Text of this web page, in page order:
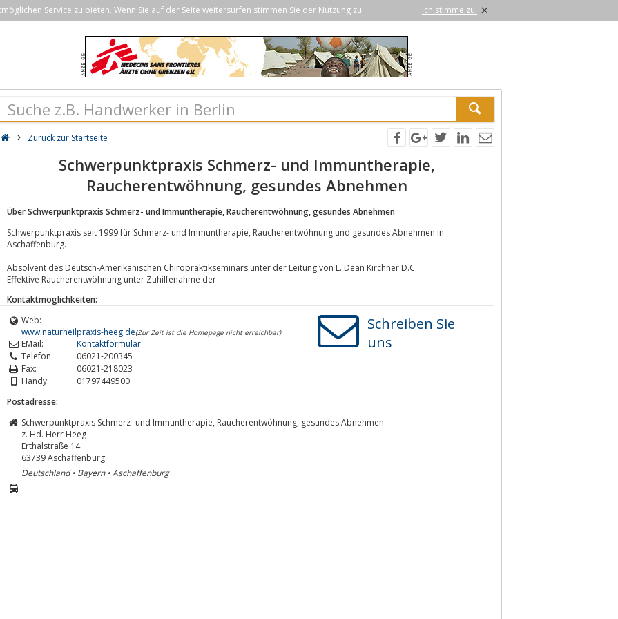
Service zu bieten. Wenn Sie auf der Seite weitersurfen stimmen Sie der Nutzung zu. Ich stimme zu. ×
Zurück zur Startseite
Schwerpunktpraxis Schmerz- und Immuntherapie,
Raucherentwöhnung, gesundes Abnehmen
Über Schwerpunktpraxis Schmerz- und Immuntherapie, Raucherentwöhnung, gesundes Abnehmen
Schwerpunktpraxis seit 1999 für Schmerz- und Immuntherapie, Raucherentwöhnung und gesundes Abnehmen in
Aschaffenburg.
Absolvent des Deutsch-Amerikanischen Chiropraktikseminars unter der Leitung von L. Dean Kirchner D.C.
Effektive Raucherentwöhnung unter Zuhilfenahme der
Kontaktmöglichkeiten:
Web:
www.naturheilpraxis-heeg.de(Zur Zeit ist die Homepage nicht erreichbar)
EMail:
Kontaktformular
Telefon:
06021-200345
Fax:
06021-218023
Handy:
01797449500
Schreiben Sie
uns
Postadresse:
Schwerpunktpraxis Schmerz- und Immuntherapie, Raucherentwöhnung, gesundes Abnehmen
z. Hd. Herr Heeg
Erthalstraße 14
63739Aschaffenburg
Deutschland • Bayern • Aschaffenburg